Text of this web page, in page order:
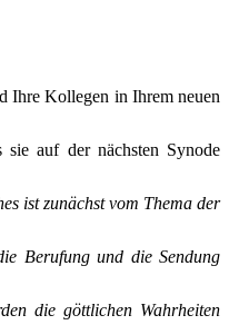
Ihre Kollegen in Ihrem neuen
sie auf der nächsten Synode
ist zunächst vom Thema der
Berufung und die Sendung
die göttlichen Wahrheiten